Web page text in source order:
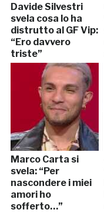
Davide Silvestri
svela cosa lo ha
distrutto al GF Vip:
“Ero davvero
triste”
Marco Carta si
svela: “Per
nascondere i miei
amori ho
sofferto…”